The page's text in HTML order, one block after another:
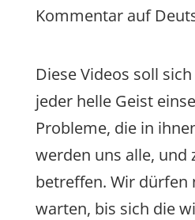
Kommentar auf
Diese Videos soll
jeder helle Geist
Probleme, die in
werden uns alle, und
betreffen. Wir dürfen
warten, bis sich die